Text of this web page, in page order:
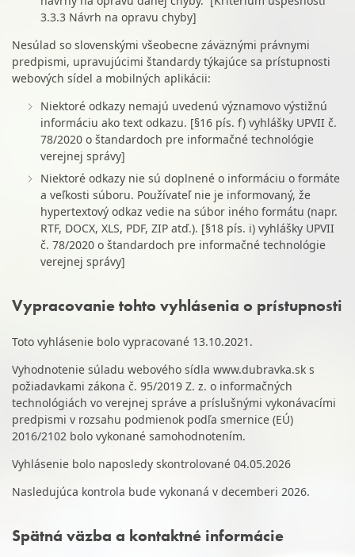
3.3.3 Návrh na opravu chyby]
Nesúlad so slovenskými všeobecne záväznými právnymi
predpismi, upravujúcimi štandardy týkajúce sa prístupnosti
webových sídel a mobilných aplikácii:
Niektoré odkazy nemajú uvedenú významovo výstižnú
informáciu ako text odkazu. [§16 pís. f) vyhlášky UPVII č.
78/2020 o štandardoch pre informačné technológie
verejnej správy]
Niektoré odkazy nie sú doplnené o informáciu o formáte
a veľkosti súboru. Používateľ nie je informovaný, že
hypertextový odkaz vedie na súbor iného formátu (napr.
RTF, DOCX, XLS, PDF, ZIP atď.). [§18 pís. i) vyhlášky UPVII
č. 78/2020 o štandardoch pre informačné technológie
verejnej správy]
Vypracovanie tohto vyhlásenia o prístupnosti
Toto vyhlásenie bolo vypracované 13.10.2021.
Vyhodnotenie súladu webového sídla www.dubravka.sk s
požiadavkami zákona č. 95/2019 Z. z. o informačných
technológiách vo verejnej správe a príslušnými vykonávacími
predpismi v rozsahu podmienok podľa smernice (EÚ)
2016/2102 bolo vykonané samohodnotením.
Vyhlásenie bolo naposledy skontrolované 04.05.2026
Nasledujúca kontrola bude vykonaná v decemberi 2026.
Spätná väzba a kontaktné informácie